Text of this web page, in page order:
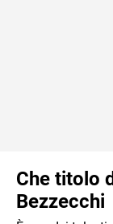
Che titolo
Bezzecchi